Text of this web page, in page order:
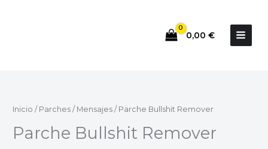
0,00 €
Inicio / Parches / Mensajes / Parche Bullshit Remover
Parche Bullshit Remover